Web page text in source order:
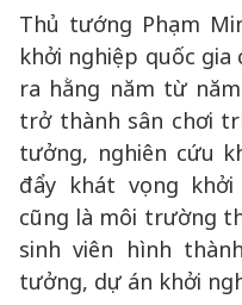
Thủ tướng Phạm
khởi nghiệp quốc gia
ra hằng năm từ
trở thành sân chơi
tưởng, nghiên cứu
đẩy khát vọng
cũng là môi trường
sinh viên hình
tưởng, dự án khởi